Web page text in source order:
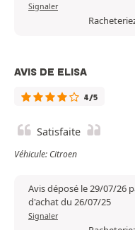
Signaler
AVIS DE ELISA
4/5
Satisfaite
Véhicule: Citroen
Avis déposé le 29/07/26
d'achat du 26/07/25
Signaler